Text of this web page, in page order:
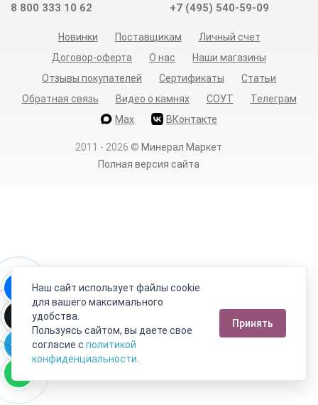
8 800 333 10 62 +7 (495) 540-59-09
Новинки Поставщикам
Личный счет
Договор-оферта
О нас
Наши магазины
Отзывы покупателей
Сертификаты
Статьи
Обратная связь
Видео о камнях СОУТ
Телеграм
Max
ВКонтакте
2011 - 2026 © Минерал Маркет
Полная версия сайта
Наш сайт использует файлы cookie
для вашего максимального
удобства.
Пользуясь сайтом, вы даете свое
согласие с политикой
конфиденциальности
Принять